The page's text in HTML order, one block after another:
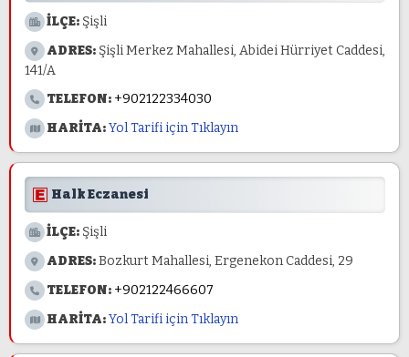
İLÇE: Şişli
ADRES: Şişli Merkez Mahallesi, Abidei Hürriyet Caddesi,
141/A
TELEFON: +902122334030
HARİTA:Yol Tarifi için Tıklayın
Halk Eczanesi
İLÇE: Şişli
ADRES:Bozkurt Mahallesi, Ergenekon Caddesi, 29
TELEFON: +902122466607
HARİTA:Yol Tarifi için Tıklayın